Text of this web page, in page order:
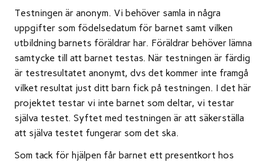
Testningen är anonym. Vi behöver samla in några
uppgifter som födelsedatum för barnet samt vilken
utbildning barnets föräldrar har. Föräldrar behöver lämna
samtycke till att barnet testas. När testningen är färdig
är testresultatet anonymt, dvs det kommer inte framgå
vilket resultat just ditt barn fick på testningen. I det här
projektet testar vi inte barnet som deltar, vi testar
själva testet. Syftet med testningen är att säkerställa
att själva testet fungerar som det ska.
Som tack för hjälpen får barnet ett presentkort hos